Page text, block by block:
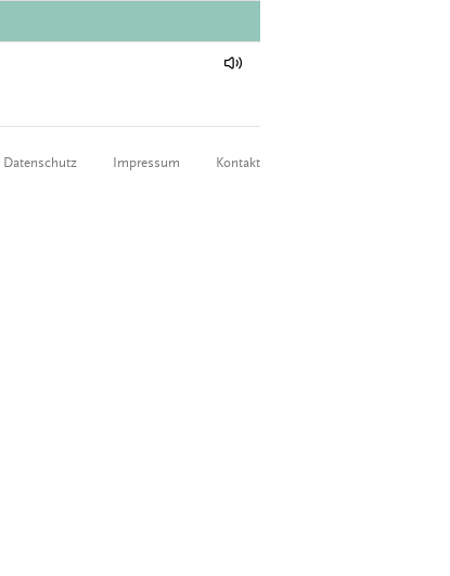
Datenschutz Impressum Kontakt